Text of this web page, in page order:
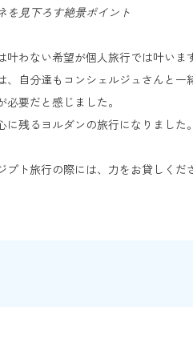
を見下ろす絶景ポイント
叶わない希望が個人旅行では叶いま
は、自分達もコンシェルジュさ
必要だと感じました。
までも心に
プト旅行の際には、力をお貸しくだ